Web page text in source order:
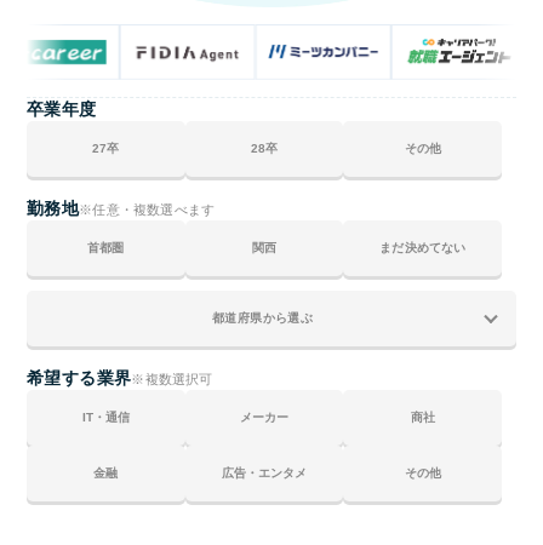
卒業年度
27卒 28卒 その他
勤務地※任意・複数選べます
首都圏 関西 まだ決めてない
希望する業界※複数選択可
IT・通信 メーカー 商社
金融 広告・エンタメ その他